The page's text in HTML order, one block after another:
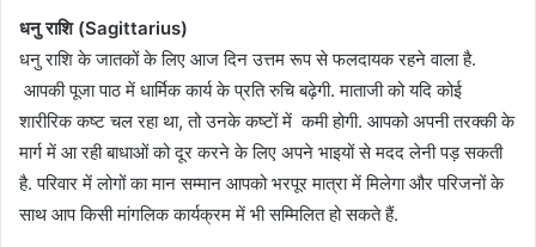
​धनु राशि (Sagittarius)
धनु राशि के जातकों के लिए आज दिन उत्तम रूप से फलदायक रहने वाला है.
आपकी पूजा पाठ में धार्मिक कार्य के प्रति रुचि बढ़ेगी. माताजी को यदि कोई
शारीरिक कष्ट चल रहा था, तो उनके कष्टों में कमी होगी. आपको अपनी तरक्की के
मार्ग में आ रही बाधाओं को दूर करने के लिए अपने भाइयों से मदद लेनी पड़ सकती
है. परिवार में लोगों का मान सम्मान आपको भरपूर मात्रा में मिलेगा और परिजनों के
साथ आप किसी मांगलिक कार्यक्रम में भी सम्मिलित हो सकते हैं.